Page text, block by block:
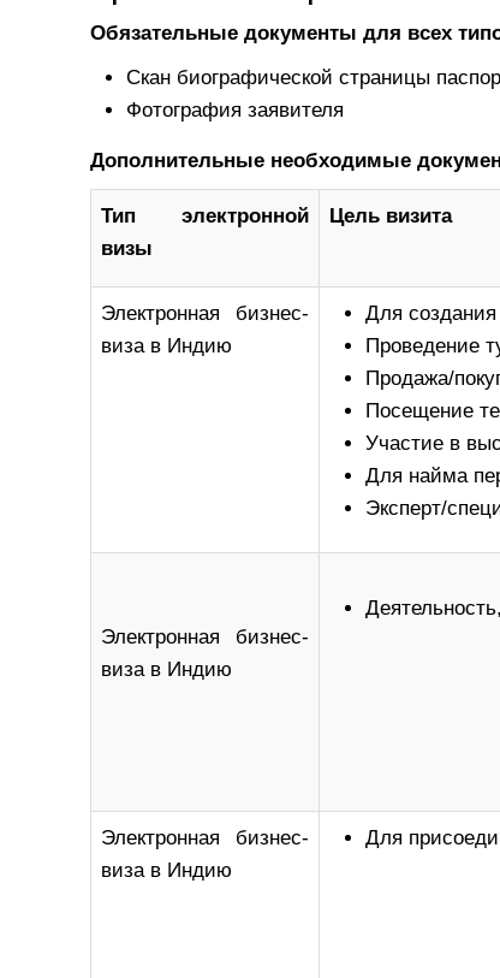
Обязательные документы для всех
Скан биографической страницы
Фотография заявителя
Дополнительные необходимые
Тип электронной
визы
Цель визита
Электронная бизнес-
виза в Индию
Для
Проведение
Продажа/
Посещение
Участие в
Для найма
Эксперт/
Электронная бизнес-
виза в Индию
Электронная бизнес-
виза в Индию
Для